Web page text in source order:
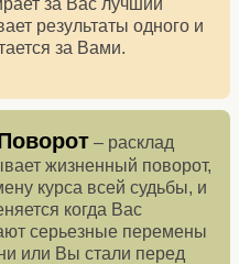
результаты одного и
за Вами.
– расклад
жизненный поворот,
курса всей судьбы, и
когда Вас
серьезные перемены
или Вы стали перед